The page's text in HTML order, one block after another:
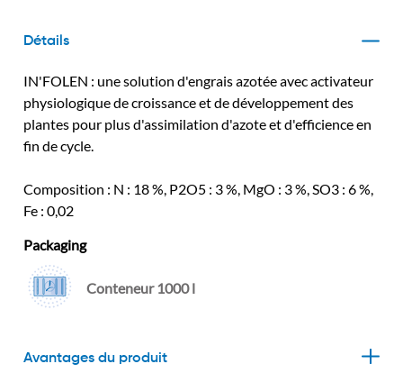
Détails
IN'FOLEN : une solution d'engrais azotée avec activateur
physiologique de croissance et de développement des
plantes pour plus d'assimilation d'azote et d'efficience en
fin de cycle.
Composition : N : 18 %, P2O5 : 3 %, MgO : 3 %, SO3 : 6 %,
Fe : 0,02
Packaging
Conteneur 1000 l
Avantages du produit